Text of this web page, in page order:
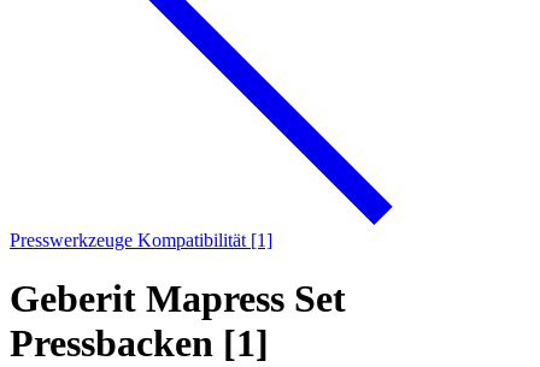
Presswerkzeuge Kompatibilität [1]
Geberit Mapress Set
Pressbacken [1]